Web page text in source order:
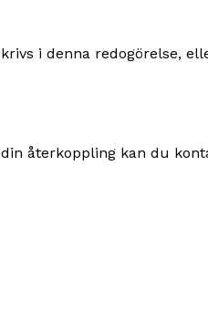
i denna redogörelse,
återkoppling kan du